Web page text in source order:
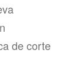
de corte